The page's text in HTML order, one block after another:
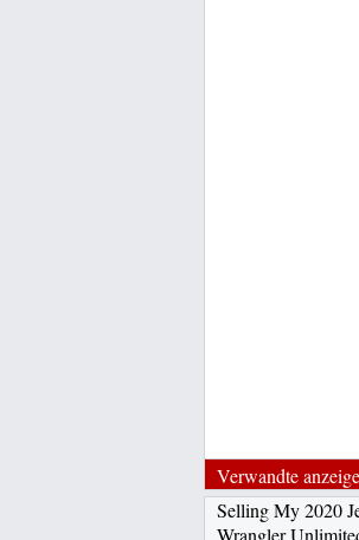
Verwandte
Selling My 2020
Wrangler